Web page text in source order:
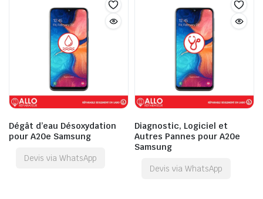
Dégât d’eau Désoxydation
pour A20e Samsung
Devis via WhatsApp
Diagnostic, Logiciel et
Autres Pannes pour A20e
Samsung
Devis via WhatsApp